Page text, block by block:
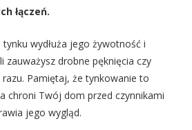
łączeń.
wydłuża jego żywotność i
zauważysz drobne pęknięcia czy
Pamiętaj, że tynkowanie to
chroni Twój dom przed czynnikami
jego wygląd.